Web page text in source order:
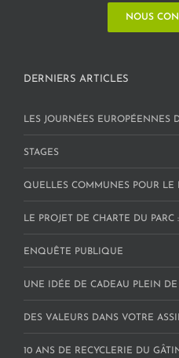
NOUS
DERNIERS ARTICLES
LES JOURNÉES EUROPÉENNES
STAGES
QUELLES COMMUNES POUR LE
LE PROJET DE CHARTE DU PARC
ENQUÊTE PUBLIQUE
UNE IDÉE DE CADEAU PLEIN DE
DES VALEURS DANS VOTRE
10 ANS DE RECYCLERIE DU